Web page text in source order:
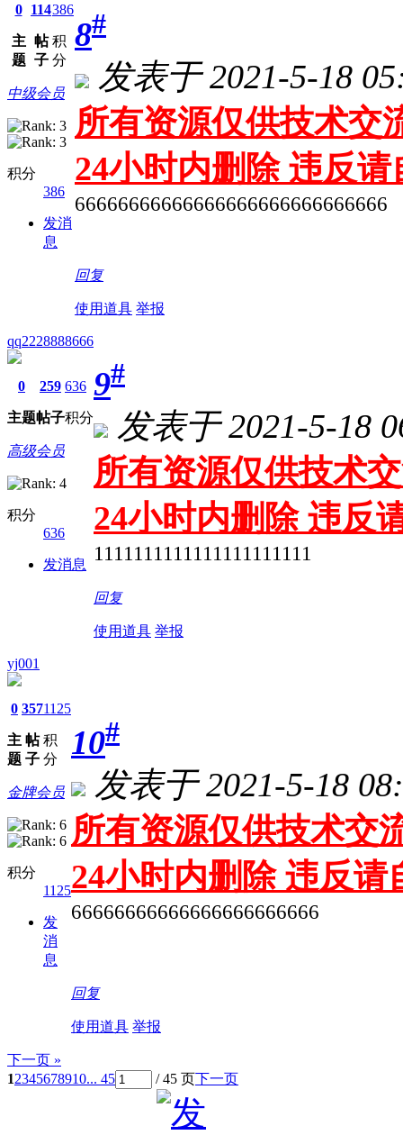
0
主
题
114
帖
子
386
积
分
中级会员
积分
386
发消
息
8#
发表于 2021-5-18
所有资源仅供技术交
24小时内删除 违反
66666666666666666666666666666
回复
使用道具 举报
qq2228888666
0
主题
259
帖子
636
积分
高级会员
积分
636
发消息
9#
发表于 2021-5-18
所有资源仅供技术
24小时内删除 违反
1111111111111111111111
回复
使用道具 举报
yj001
0
主
题
357
帖
子
1125
积
分
金牌会员
积分
1125
发
消
息
10#
发表于 2021-5-18
所有资源仅供技术交
24小时内删除 违反
66666666666666666666666
回复
使用道具 举报
下一页 »
12345678910... 45 / 45 页下一页